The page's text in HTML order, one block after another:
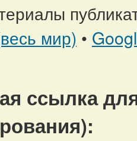
мир) •
ссылка